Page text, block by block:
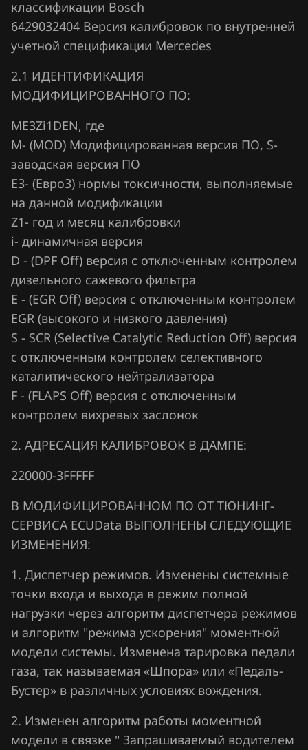
Hawtai
Honda
Hongqi
Hummer
Hyundai
Infiniti
Iran Khodro
Isuzu
JAC
Jaecoo
Jaguar
Jeep
Jetour
Kaiyi
KYC
Lancia
Land Rover
Lexus
Lifan
Lincoln
Livan
Luxgen
MAN
классификации Bosch
6429032404 Версия калибровок по внутренней
учетной спецификации Mercedes
2.1 ИДЕНТИФИКАЦИЯ
МОДИФИЦИРОВАННОГО ПО:
ME3Zi1DEN, где
М- (MOD) Модифицированная версия ПО, S-
заводская версия ПО
Е3- (Евро3) нормы токсичности, выполняемые
на данной модификации
Z1- год и месяц калибровки
i- динамичная версия
D - (DPF Off) версия с отключенным контролем
дизельного сажевого фильтра
E - (EGR Off) версия с отключенным контролем
EGR (высокого и низкого давления)
S - SCR (Selective Catalytic Reduction Off) версия
с отключенным контролем селективного
каталитического нейтрализатора
F - (FLAPS Off) версия с отключенным
контролем вихревых заслонок
2. АДРЕСАЦИЯ КАЛИБРОВОК В ДАМПЕ:
220000-3FFFFF
В МОДИФИЦИРОВАННОМ ПО ОТ ТЮНИНГ-
СЕРВИСА ECUData ВЫПОЛНЕНЫ СЛЕДУЮЩИЕ
ИЗМЕНЕНИЯ:
1. Диспетчер режимов. Изменены системные
точки входа и выхода в режим полной
нагрузки через алгоритм диспетчера режимов
и алгоритм "режима ускорения" моментной
модели системы. Изменена тарировка педали
газа, так называемая «Шпора» или «Педаль-
Бустер» в различных условиях вождения.
2. Изменен алгоритм работы моментной
модели в связке " Запрашиваемый водителем